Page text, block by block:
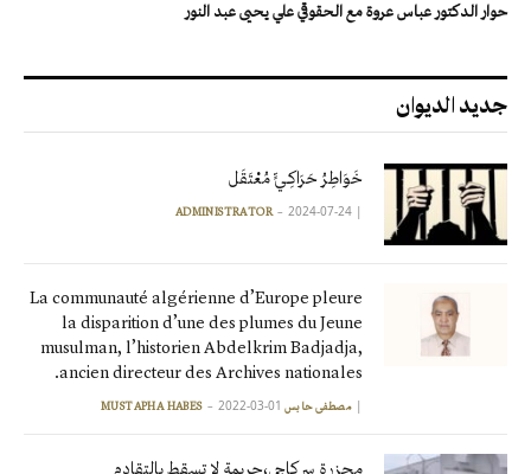
حوار الدكتور عباس عروة مع الحقوقي علي يحيى عبد النور
جديد الديوان
خَوَاطِرُ حَرَاكِـيٍّ مُعْتَقَل
|
ADMINISTRATOR 2024-07-24
La communauté algérienne d’Europe pleure
la disparition d’une des plumes du Jeune
musulman, l’historien Abdelkrim Badjadja,
ancien directeur des Archives nationales.
| مصطفى حابس MUSTAPHA HABES 2022-03-01
مجزرة سركاجي،جريمة لا تسقط بالتقادم